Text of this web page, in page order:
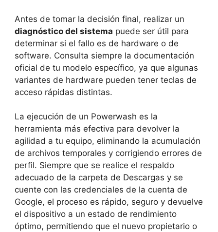
Antes de tomar la decisión final, realizar un
diagnóstico del sistema puede ser útil para
determinar si el fallo es de hardware o de
software. Consulta siempre la documentación
oficial de tu modelo específico, ya que algunas
variantes de hardware pueden tener teclas de
acceso rápidas distintas.
La ejecución de un Powerwash es la
herramienta más efectiva para devolver la
agilidad a tu equipo, eliminando la acumulación
de archivos temporales y corrigiendo errores de
perfil. Siempre que se realice el respaldo
adecuado de la carpeta de Descargas y se
cuente con las credenciales de la cuenta de
Google, el proceso es rápido, seguro y devuelve
el dispositivo a un estado de rendimiento
óptimo, permitiendo que el nuevo propietario o